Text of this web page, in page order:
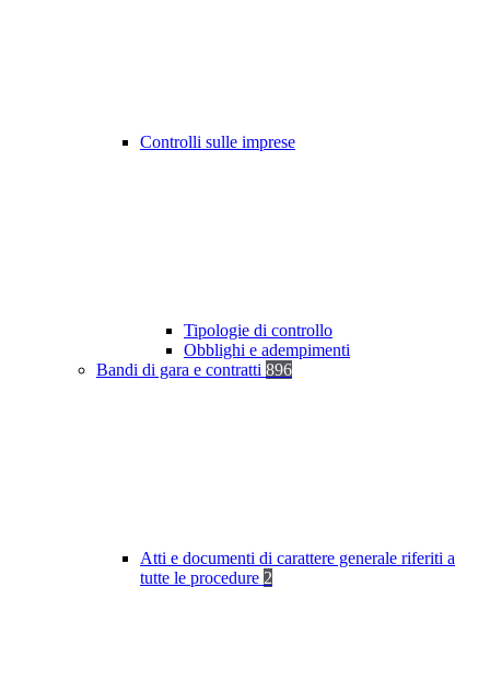
Controlli sulle imprese
Tipologie di controllo
Obblighi e adempimenti
Bandi di gara e contratti 896
Atti e documenti di carattere generale riferiti a
tutte le procedure 2